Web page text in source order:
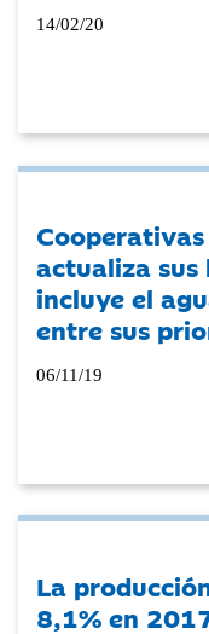
14/02/20
actualiza sus
incluye el
entre sus
06/11/19
La
8,1% en